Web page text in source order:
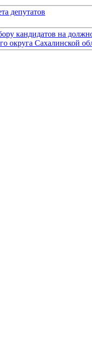
депутатов
кандидатов на
округа Сахалинской